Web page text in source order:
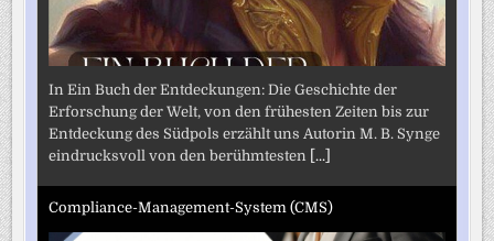
In Ein Buch der Entdeckungen: Die Geschichte der
Erforschung der Welt, von den frühesten Zeiten bis zur
Entdeckung des Südpols erzählt uns Autorin M. B. Synge
eindrucksvoll von den berühmtesten [...]
Compliance-Management-System (CMS)